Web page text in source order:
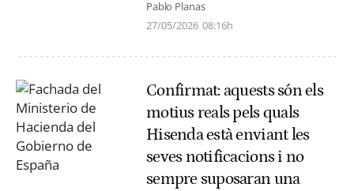
Pablo Planas
27/05/2026 08:16h
Confirmat: aquests són els
motius reals pels quals
Hisenda està enviant les
seves notificacions i no
sempre suposaran una